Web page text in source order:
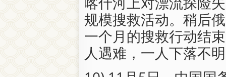
规模搜救活动。稍后
一个月的搜救行动结
人遇难，一人下落不